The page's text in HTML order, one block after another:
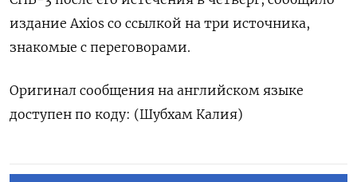
издание Axios ⁠со ‍ссылкой ‌на три источника,
знакомые с переговорами.
Оригинал сообщения ‍на ‍английском языке
‍доступен по коду: (⁠Шубхам Калия)